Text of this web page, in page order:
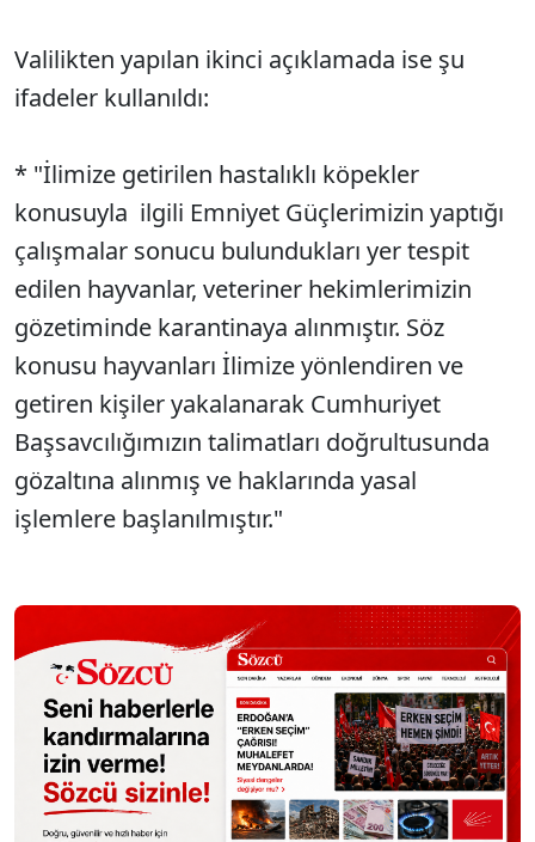
Valilikten yapılan ikinci açıklamada ise şu
ifadeler kullanıldı:
* "İlimize getirilen hastalıklı köpekler
konusuyla ilgili Emniyet Güçlerimizin yaptığı
çalışmalar sonucu bulundukları yer tespit
edilen hayvanlar, veteriner hekimlerimizin
gözetiminde karantinaya alınmıştır. Söz
konusu hayvanları İlimize yönlendiren ve
getiren kişiler yakalanarak Cumhuriyet
Başsavcılığımızın talimatları doğrultusunda
gözaltına alınmış ve haklarında yasal
işlemlere başlanılmıştır."